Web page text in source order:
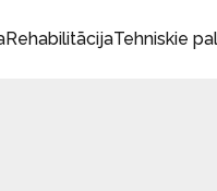
RehabilitācijaTehniskie